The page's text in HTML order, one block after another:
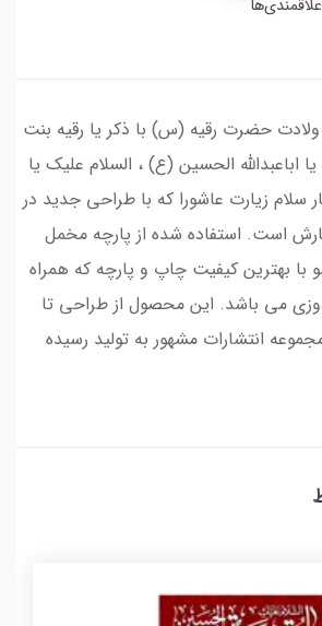
حضرت رقیه (س) با ذکر یا رقیه بنت
اباعبدالله الحسین (ع) ، السلام علیک یا
زیارت عاشورا که با طراحی جدید در
است. استفاده شده از پارچه مخمل
بهترین کیفیت چاپ و پارچه که همراه
می باشد. این محصول از طراحی تا
انتشارات مشهور به تولید رسیده